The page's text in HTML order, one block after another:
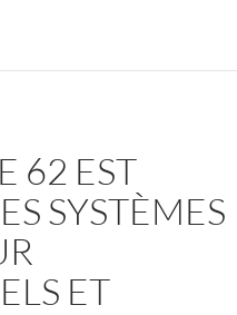
62 EST
SYSTÈMES
ET